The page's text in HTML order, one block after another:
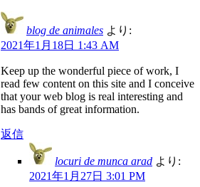
blog de animales より:
2021年1月18日 1:43 AM
Keep up the wonderful piece of work, I
read few content on this site and I conceive
that your web blog is real interesting and
has bands of great information.
返信
locuri de munca arad より:
2021年1月27日 3:01 PM